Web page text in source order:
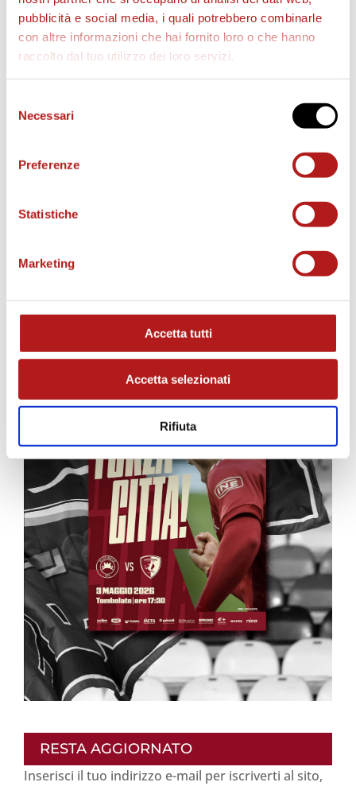
pubblicità e social media, i quali potrebbero combinarle
con altre informazioni che hai fornito loro o che hanno
raccolto dal tuo utilizzo dei loro servizi.
delNecessari
Preferenze
Statistiche
Marketing
Accetta tutti
Accetta selezionati
Rifiuta
AS CITTADELLA STORE
MATCH PROGRAM
RESTA AGGIORNATO
Inserisci il tuo indirizzo e-mail per iscriverti al sito,